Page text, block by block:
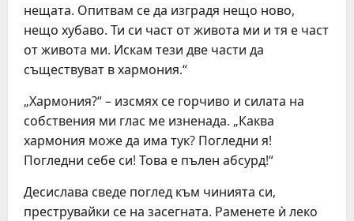
нещата. Опитвам се да изградя нещо ново,
нещо хубаво. Ти си част от живота ми и тя е част
от живота ми. Искам тези две части да
съществуват в хармония.“
„Хармония?“ – изсмях се горчиво и силата на
собствения ми глас ме изненада. „Каква
хармония може да има тук? Погледни я!
Погледни себе си! Това е пълен абсурд!“
Десислава сведе поглед към чинията си,
преструвайки се на засегната. Раменете ѝ леко